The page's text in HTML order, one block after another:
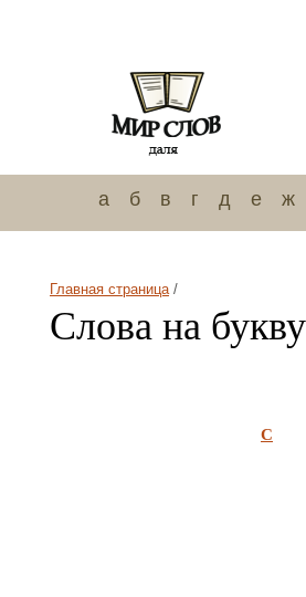
а б в г д е ж
Главная страница/
Слова на
С